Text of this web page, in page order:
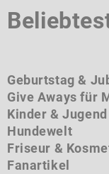
Geburtstag &
Give Aways für
Kinder & Jugend
Hundewelt
Friseur &
Fanartikel